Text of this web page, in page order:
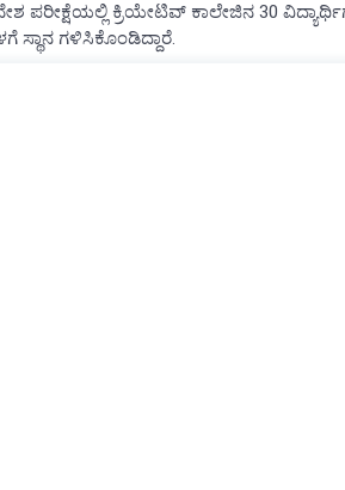
ಪರೀಕ್ಷೆಯಲ್ಲಿ ಕ್ರಿಯೇಟಿವ್ ಕಾಲೇಜಿನ 30
ಸ್ಥಾನ ಗಳಿಸಿಕೊಂಡಿದ್ದಾರೆ.